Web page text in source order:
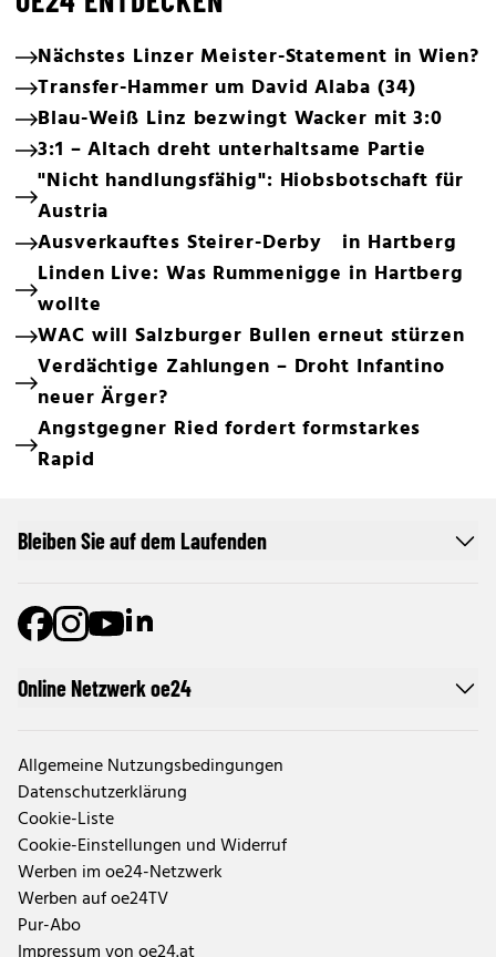
Nächstes Linzer Meister-Statement in Wien?
Transfer-Hammer um David Alaba (34)
Blau-Weiß Linz bezwingt Wacker mit 3:0
3:1 – Altach dreht unterhaltsame Partie
"Nicht handlungsfähig": Hiobsbotschaft für
Austria
Ausverkauftes Steirer-Derby in Hartberg
Linden Live: Was Rummenigge in Hartberg
wollte
WAC will Salzburger Bullen erneut stürzen
Verdächtige Zahlungen – Droht Infantino
neuer Ärger?
Angstgegner Ried fordert formstarkes
Rapid
Online Netzwerk oe24
Allgemeine Nutzungsbedingungen
Datenschutzerklärung
Cookie-Liste
Cookie-Einstellungen und Widerruf
Werben im oe24-Netzwerk
Werben auf oe24TV
Pur-Abo
Bleiben Sie auf dem Laufenden